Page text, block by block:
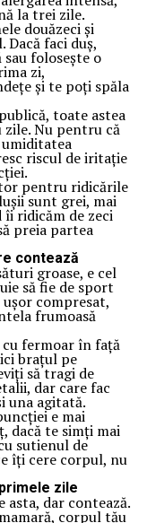
la trei zile.
douăzeci și
faci duș,
folosește o
zi,
și te poți spăla
toate astea
Nu pentru că
riscul de iritație
pentru ridicările
sunt grei, mai
îi ridicăm de zeci
preia partea
contează
groase, e cel
să fie de sport
compresat,
frumoasă
fermoar în față
brațul pe
să tragi de
dar care fac
una agitată.
e mai
dacă te simți mai
sutienul de
îți cere corpul, nu
zile
dar contează.
corpul tău